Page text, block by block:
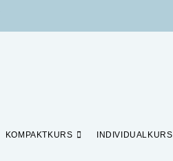
KOMPAKTKURS INDIVIDUALKURS